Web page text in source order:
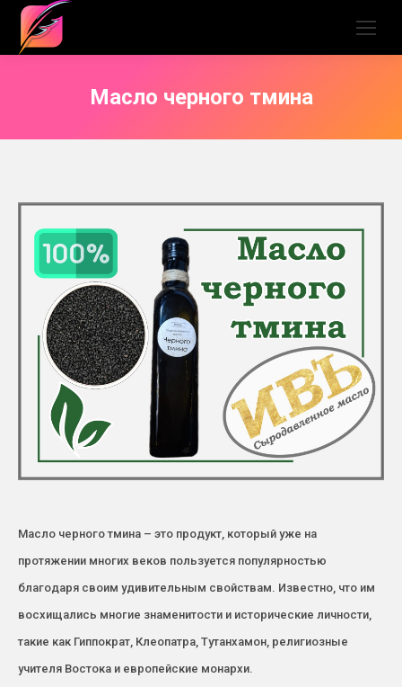
Масло черного тмина
Масло черного тмина – это продукт, который уже на
протяжении многих веков пользуется популярностью
благодаря своим удивительным свойствам. Известно, что им
восхищались многие знаменитости и исторические личности,
такие как Гиппократ, Клеопатра, Тутанхамон, религиозные
учителя Востока и европейские монархи.